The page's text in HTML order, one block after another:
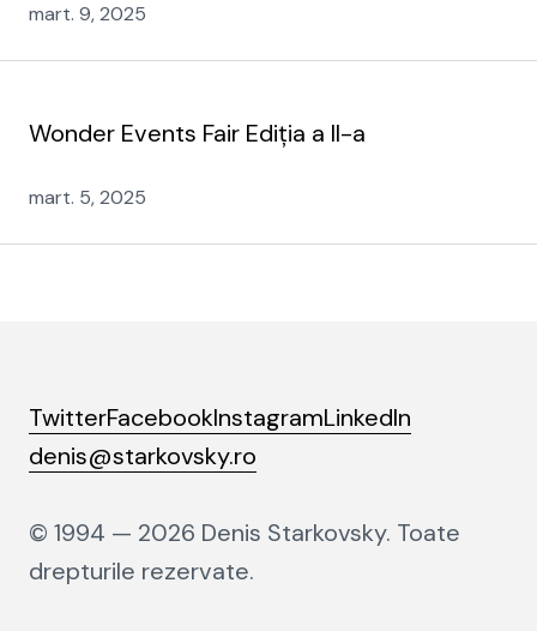
mart. 9, 2025
Wonder Events Fair Ediția a II-a
mart. 5, 2025
TwitterFacebookInstagramLinkedIn
denis@starkovsky.ro
© 1994 — 2026 Denis Starkovsky. Toate
drepturile rezervate.